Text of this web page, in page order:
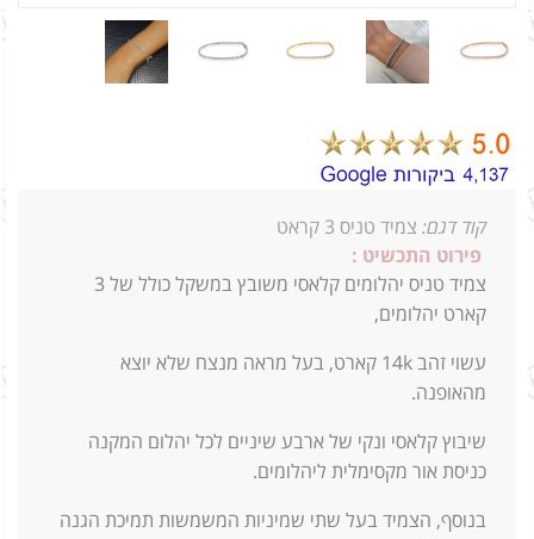
קוד דגם: צמיד טניס 3 קראט
פירוט התכשיט :
צמיד טניס יהלומים קלאסי משובץ במשקל כולל של 3
קארט יהלומים,
עשוי זהב 14k קארט, בעל מראה מנצח שלא יוצא
מהאופנה.
שיבוץ קלאסי ונקי של ארבע שיניים לכל יהלום המקנה
כניסת אור מקסימלית ליהלומים.
בנוסף, הצמיד בעל שתי שמיניות המשמשות תמיכת הגנה